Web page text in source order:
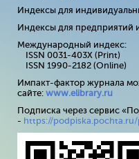
Индексы для
Индексы для предприятий
Международный индекс:
ISSN 0031-403X (Print)
ISSN 1990-2182 (Online)
Импакт-фактор журнала
сайте: www.elibrary.ru
Подписка через сервис
- https://podpiska.pochta.ru/